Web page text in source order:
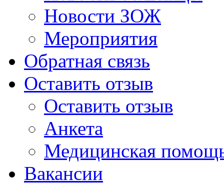
Новости ЗОЖ
Мероприятия
Обратная связь
Оставить отзыв
Оставить отзыв
Анкета
Медицинская
Вакансии